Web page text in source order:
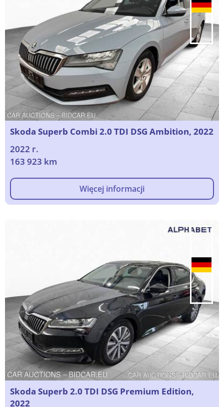
Skoda Superb Combi 2.0 TDI DSG Ambition, 2022
2022 г.
163 923 km
Więcej informacji
Skoda Superb 2.0 TDI DSG Premium Edition,
2022